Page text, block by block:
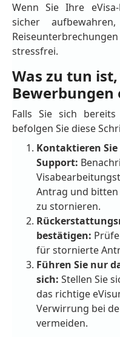
Wenn Sie Ihre
sicher
stressfrei.
Was zu tun
Falls Sie sich
befolgen Sie diese
Kontaktieren Sie
Support:
Antrag und bitten
zu stornieren.
bestätigen:
für stornierte
Führen Sie nur
sich: Stellen Sie
das richtige
Verwirrung bei
vermeiden.